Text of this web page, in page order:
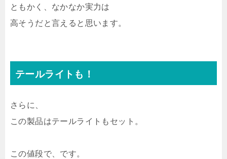
ともかく、なかなか実力は
高そうだと言えると思います。
テールライトも！
さらに、
この製品はテールライトもセット。
この値段で、です。